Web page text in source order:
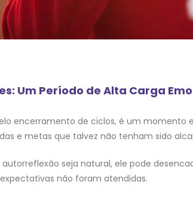
Um Período de Alta Carga
encerramento de ciclos, é um momento
e metas que talvez não tenham sido
autorreflexão seja natural, ele pode
não foram atendidas.